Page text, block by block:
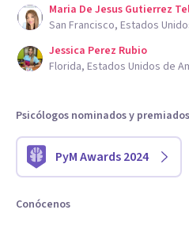
Maria De Jesus Gutierrez
San Francisco, Estados
Jessica Perez Rubio
Florida, Estados Unidos de
Psicólogos nominados y premiados
PyM Awards 2024
Conócenos